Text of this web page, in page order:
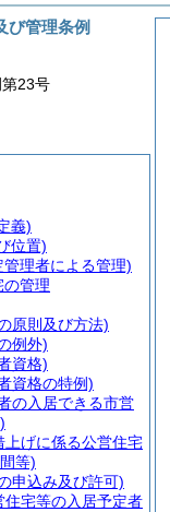
び管理条例
23号
義)
位置)
管理者による管理)
の管理
原則及び方法)
例外)
資格)
資格の特例)
の入居できる市営
上げに係る公営住宅
等)
申込み及び許可)
住宅等の入居予定者